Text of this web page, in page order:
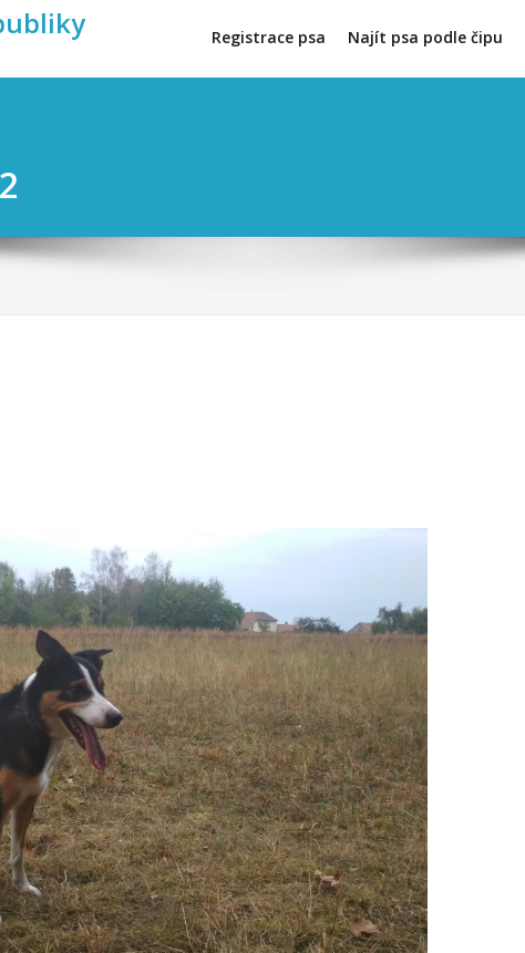
Registrace psa Najít psa podle čipu